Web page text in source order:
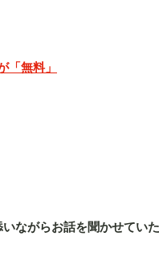
「無料」
ながらお話を聞かせてい